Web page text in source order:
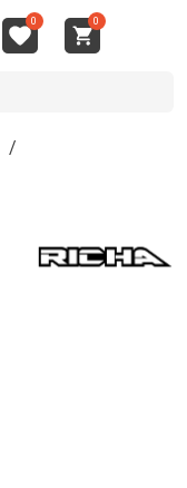
0 0
/